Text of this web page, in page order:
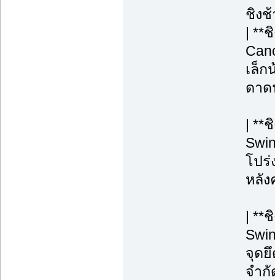
ชิงช้
| **
เล็ก
ดา
| **
โปร่
หลัง
| **
จุด
จำกั